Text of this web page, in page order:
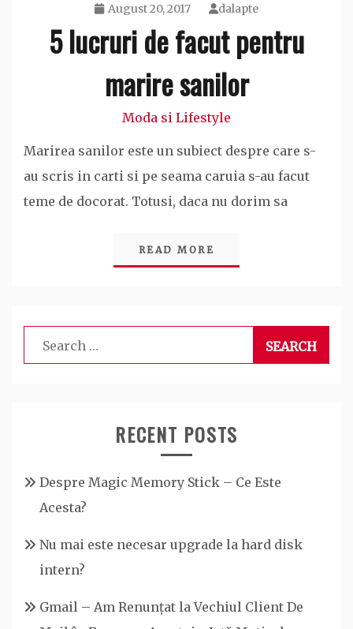
August 20, 2017 dalapte
5 lucruri de facut pentru
marire sanilor
Moda si Lifestyle
Marirea sanilor este un subiect despre care s-
au scris in carti si pe seama caruia s-au facut
teme de docorat. Totusi, daca nu dorim sa
READ MORE
Search
for:
RECENT POSTS
Despre Magic Memory Stick – Ce Este
Acesta?
Nu mai este necesar upgrade la hard disk
intern?
Gmail – Am Renunțat la Vechiul Client De